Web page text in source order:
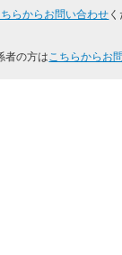
らからお問い合わせ
者の方はこちらからお